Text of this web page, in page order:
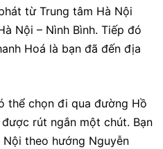
từ Trung tâm Hà Nội
Nội – Nình Bình. Tiếp đó
Hoá là bạn đã đến địa
thể chọn đi qua đường Hồ
rút ngắn một chút. Bạn
theo hướng Nguyễn